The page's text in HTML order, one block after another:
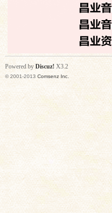
Powered by Discuz! X3.2
© 2001-2013 Comsenz Inc.